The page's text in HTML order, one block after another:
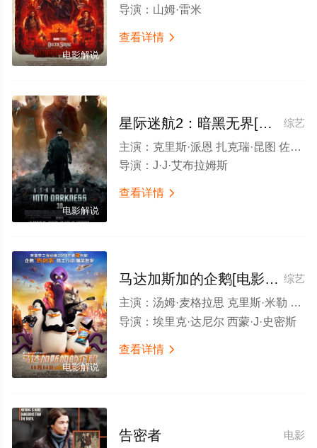
电影解说
导演： 山姆·雷米
查看详情 
电影解说
综艺
星际迷航2：暗黑无界[电影解说]
主演： 克里斯·派恩 扎克瑞·昆图 佐伊·索尔达娜 本尼迪克特·康伯巴奇 西蒙·佩吉 安东·叶利钦 卡尔·厄本 约翰·赵 布鲁斯·格林伍德 布兰登·诺曼 爱丽丝·伊芙 克里斯·海姆斯沃斯
导演： J·J·艾布拉姆斯
查看详情 
电影解说
综艺
马达加斯加的企鹅[电影解说]
主演： 汤姆·麦格拉思 克里斯·米勒 克里斯多夫·奈茨 本尼迪克特·康伯巴奇 郑肯 安内特·莫翰德鲁 彼得·斯特曼 约翰·马尔科维奇 沃纳·赫尔佐格
导演： 埃里克·达尼尔 西蒙·J·史密斯
查看详情 
电影
告密者